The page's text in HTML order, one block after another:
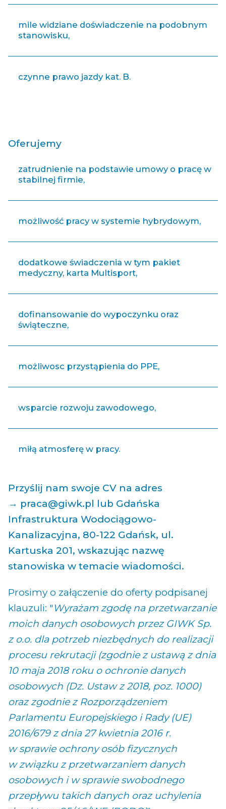
mile widziane doświadczenie na podobnym
stanowisku,
czynne prawo jazdy kat. B.
Oferujemy
zatrudnienie na podstawie umowy o pracę w
stabilnej firmie,
możliwość pracy w systemie hybrydowym,
dodatkowe świadczenia w tym pakiet
medyczny, karta Multisport,
dofinansowanie do wypoczynku oraz
świąteczne,
możliwosc przystąpienia do PPE,
wsparcie rozwoju zawodowego,
miłą atmosferę w pracy.
Przyślij nam swoje CV na adres
→ praca@giwk.pl lub Gdańska
Infrastruktura Wodociągowo-
Kanalizacyjna, 80-122 Gdańsk, ul.
Kartuska 201, wskazując nazwę
stanowiska w temacie wiadomości.
Prosimy o załączenie do oferty podpisanej
klauzuli: "Wyrażam zgodę na przetwarzanie
moich danych osobowych przez GIWK Sp.
z o.o. dla potrzeb niezbędnych do realizacji
procesu rekrutacji (zgodnie z ustawą z dnia
10 maja 2018 roku o ochronie danych
osobowych (Dz. Ustaw z 2018, poz. 1000)
oraz zgodnie z Rozporządzeniem
Parlamentu Europejskiego i Rady (UE)
2016/679 z dnia 27 kwietnia 2016 r.
w sprawie ochrony osób fizycznych
w związku z przetwarzaniem danych
osobowych i w sprawie swobodnego
przepływu takich danych oraz uchylenia